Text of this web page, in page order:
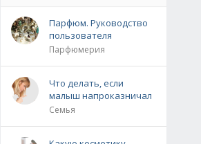
Парфюм. Руководство
пользователя
Парфюмерия
Что делать, если
малыш напроказничал
Семья